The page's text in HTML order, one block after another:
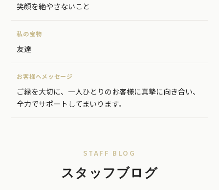
笑顔を絶やさないこと
私の宝物
友達
お客様へメッセージ
ご縁を大切に、一人ひとりのお客様に真摯に向き合い、
全力でサポートしてまいります。
STAFF BLOG
スタッフブログ